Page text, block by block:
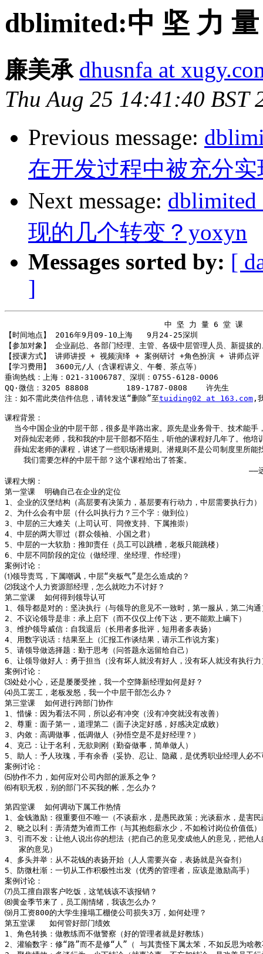
dblimited:中 坚 力
廉美承 dhusnfa at
Thu Aug 25 14:41:40 BST
Previous message:
在开发过程中被充分实
Next message:
现的几个转变？yoxyn
Messages sorted by: [
]
                                  中 坚 力 量 6 堂 课
【时间地点】 2016年9月09-10上海   9月24-25深圳
【参加对象】 企业副总、各部门经理、主管、各级中层管理人员、新提拔
【授课方式】 讲师讲授 + 视频演绎 + 案例研讨 +角色扮演 + 讲师点评
【学习费用】 3600元/人（含课程讲义、午餐、茶点等）
垂询热线：上海：021-31006787、深圳：0755-6128-0006
QQ·微信：3205 88808        189-1787-0808    许先生
注：如不需此类信件信息，请转发送“删除”至tuiding02 at 163.com ,
课程背景：
当今中国企业的中层干部，很多是半路出家。原先是业务骨干、技术能
对薛灿宏老师，我和我的中层干部都不陌生，听他的课程好几年了。他
薛灿宏老师的课程，讲述了一些职场潜规则。潜规则不是公司制度里所
    我们需要怎样的中层干部？这个课程给出了答案。
——远东
课程大纲：
第一堂课  明确自己在企业的定位
1、企业的汉堡结构（高层要有决策力，基层要有行动力，中层需要执行力）
2、为什么会有中层（什么叫执行力？三个字：做到位）
3、中层的三大难关（上司认可、同僚支持、下属推崇）
4、中层的两大罪过（群众领袖、小国之君）
5、中层的一大软肋：推卸责任（员工可以跳槽，老板只能跳楼）
6、中层不同阶段的定位（做经理、坐经理、作经理）
案例讨论：
⑴领导责骂，下属嘲讽，中层“夹板气”是怎么造成的？
⑵我这个人力资源部经理，怎么就吃力不讨好？
第二堂课  如何得到领导认可
1、领导都是对的：坚决执行（与领导的意见不一致时，第一服从，第二沟通
2、不议论领导是非：承上启下（而不仅仅上传下达，更不能欺上瞒下）
3、维护领导威信：自我退后（长用者多批评，短用者多表扬）
4、用数字说话：结果至上（汇报工作谈结果，请示工作说方案）
5、请领导做选择题：勤于思考（问答题永远留给自己）
6、让领导做好人：勇于担当（没有坏人就没有好人，没有坏人就没有执行力
案例讨论：
⑶处处小心，还是屡屡受挫，我一个空降新经理如何是好？
⑷员工罢工，老板发怒，我一个中层干部怎么办？
第三堂课  如何进行跨部门协作
1、惜缘：因为看法不同，所以必有冲突（没有冲突就没有改善）
2、尊重：面子第一，道理第二（面子决定好感，好感决定成败）
3、内敛：高调做事，低调做人（孙悟空是不是好经理？）
4、克己：让于名利，无欲则刚（勤奋做事，简单做人）
5、助人：予人玫瑰，手有余香（妥协、忍让、隐藏，是优秀职业经理人必
案例讨论：
⑸协作不力，如何应对公司内部的派系之争？
⑹有职无权，别的部门不买我的帐，怎么办？
第四堂课  如何调动下属工作热情
1、金钱激励：很重要但不唯一（不谈薪水，是愚民政策；光谈薪水，是害民
2、晓之以利：弄清楚为谁而工作（与其抱怨薪水少，不如检讨岗位价值低）
3、引而不发：让他人说出你的想法（把自己的意见变成他人的意见，把他
   家的意见）
4、多头并举：从不花钱的表扬开始（人人需要兴奋，表扬就是兴奋剂）
5、防微杜渐：一切从工作积极性出发（优秀的管理者，应该是激励高手）
案例讨论：
⑺员工擅自跟客户吃饭，这笔钱该不该报销？
⑻黄金季节来了，员工闹情绪，我该怎么办？
⑼月工资800的大学生撞塌工棚使公司损失3万，如何处理？
第五堂课   如何管好部门绩效
1、角色转换：做教练而不做警察（好的管理者就是好教练）
2、灌输数字：修“路”而不是修“人”（ 与其责怪下属太笨，不如反思为啥